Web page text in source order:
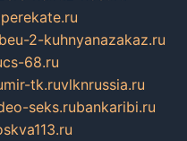
2-kuhnyanazakaz.ru
cs-68.ru
mir-tk.ruvlknrussia.ru
seks.rubankaribi.ru